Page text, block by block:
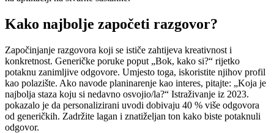
Kako najbolje započeti razgovor?
Započinjanje razgovora koji se ističe zahtijeva kreativnost i
konkretnost. Generičke poruke poput „Bok, kako si?“ rijetko
potaknu zanimljive odgovore. Umjesto toga, iskoristite njihov profil
kao polazište. Ako navode planinarenje kao interes, pitajte: „Koja je
najbolja staza koju si nedavno osvojio/la?“ Istraživanje iz 2023.
pokazalo je da personalizirani uvodi dobivaju 40 % više odgovora
od generičkih. Zadržite lagan i znatiželjan ton kako biste potaknuli
odgovor.